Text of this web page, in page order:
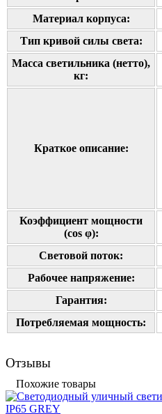
Материал корпуса:
Тип кривой силы света:
Масса светильника (нетто),
кг:
Краткое описание:
Коэффициент мощности
(cos φ):
Cветовой поток:
Рабочее напряжение:
Гарантия:
Потребляемая мощность:
Отзывы
Похожие товары